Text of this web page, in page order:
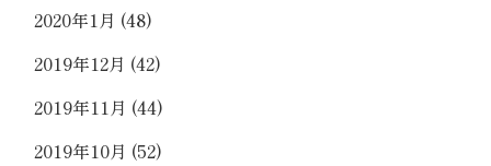
2020年1月 (48)
2019年12月 (42)
2019年11月 (44)
2019年10月 (52)